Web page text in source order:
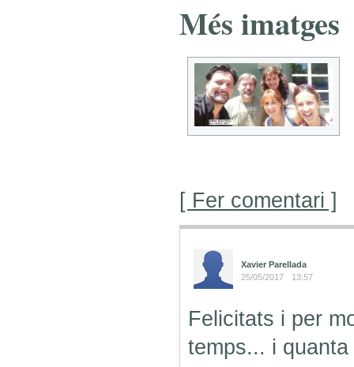
Més imatges
[ Fer comentari ]
Xavier Parellada
25/05/2017
13:57
Felicitats i per
temps... i